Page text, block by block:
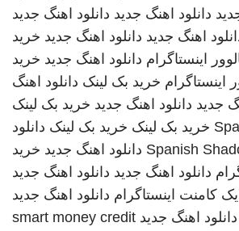
دانلود اهنگ جدید دانلود اهنگ جدید
اهنگ جدید دانلود اهنگ جدید خرید
اینستاگرام دانلود اهنگ جدید خرید
اینستاگرام خرید بک لینک دانلود اهنگ
جدید دانلود اهنگ جدید خرید بک لینک
خرید بک لینک خرید بک لینک دانلود
Spanish دانلود اهنگ جدید خرید
دانلود اهنگ جدید دانلود اهنگ جدید
کامنت اینستاگرام دانلود اهنگ جدید
دانلود اهنگ جدید smart money credit